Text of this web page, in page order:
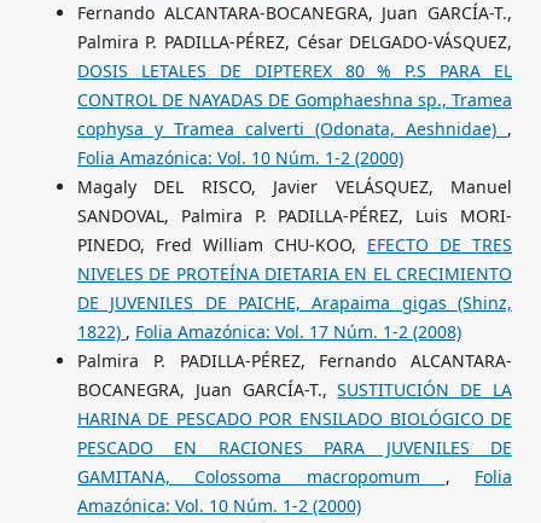
Fernando ALCANTARA-BOCANEGRA, Juan GARCÍA-T.,
Palmira P. PADILLA-PÉREZ, César DELGADO-VÁSQUEZ,
DOSIS LETALES DE DIPTEREX 80 % P.S PARA EL
CONTROL DE NAYADAS DE Gomphaeshna sp., Tramea
cophysa y Tramea calverti (Odonata, Aeshnidae) ,
Folia Amazónica: Vol. 10 Núm. 1-2 (2000)
Magaly DEL RISCO, Javier VELÁSQUEZ, Manuel
SANDOVAL, Palmira P. PADILLA-PÉREZ, Luis MORI-
PINEDO, Fred William CHU-KOO, EFECTO DE TRES
NIVELES DE PROTEÍNA DIETARIA EN EL CRECIMIENTO
DE JUVENILES DE PAICHE, Arapaima gigas (Shinz,
1822) , Folia Amazónica: Vol. 17 Núm. 1-2 (2008)
Palmira P. PADILLA-PÉREZ, Fernando ALCANTARA-
BOCANEGRA, Juan GARCÍA-T.,SUSTITUCIÓN DE LA
HARINA DE PESCADO POR ENSILADO BIOLÓGICO DE
PESCADO EN RACIONES PARA JUVENILES DE
GAMITANA, Colossoma macropomum , Folia
Amazónica: Vol. 10 Núm. 1-2 (2000)